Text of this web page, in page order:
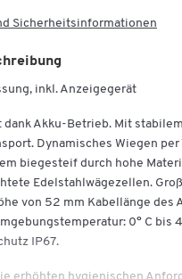
Sicherheitsinformationen
inkl. Anzeigegerät
dank Akku-Betrieb. Mit
Dynamisches Wiegen per
biegesteif durch hohe
Edelstahlwägezellen.
von 52 mm Kabellänge des
0° C bis
IP67.
Zum Zoomen